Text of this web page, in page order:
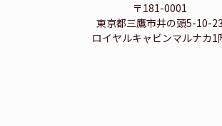
〒181-0001
東京都三鷹市井の頭5-10-23
ロイヤルキャビンマルナカ1